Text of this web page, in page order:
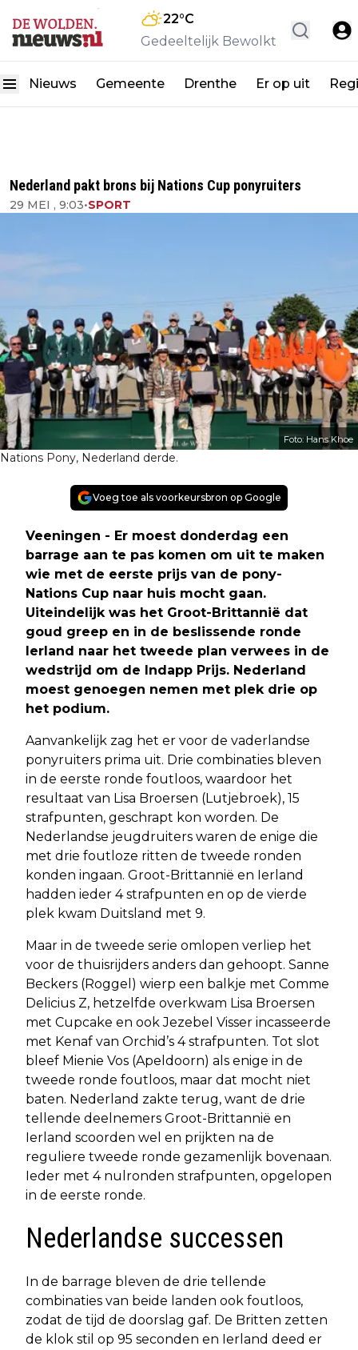
22°C
Gedeeltelijk Bewolkt
Nieuws Gemeente Drenthe Er op uit
Nederland pakt brons bij Nations Cup ponyruiters
29 MEI , 9:03•SPORT
Foto: Hans Khoe
Nations Pony, Nederland derde.
Voeg toe als voorkeursbron op Google
Veeningen - Er moest donderdag een
barrage aan te pas komen om uit te maken
wie met de eerste prijs van de pony-
Nations Cup naar huis mocht gaan.
Uiteindelijk was het Groot-Brittannië dat
goud greep en in de beslissende ronde
Ierland naar het tweede plan verwees in de
wedstrijd om de Indapp Prijs. Nederland
moest genoegen nemen met plek drie op
het podium.
Aanvankelijk zag het er voor de vaderlandse
ponyruiters prima uit. Drie combinaties bleven
in de eerste ronde foutloos, waardoor het
resultaat van Lisa Broersen (Lutjebroek), 15
strafpunten, geschrapt kon worden. De
Nederlandse jeugdruiters waren de enige die
met drie foutloze ritten de tweede ronden
konden ingaan. Groot-Brittannië en Ierland
hadden ieder 4 strafpunten en op de vierde
plek kwam Duitsland met 9.
Maar in de tweede serie omlopen verliep het
voor de thuisrijders anders dan gehoopt. Sanne
Beckers (Roggel) wierp een balkje met Comme
Delicius Z, hetzelfde overkwam Lisa Broersen
met Cupcake en ook Jezebel Visser incasseerde
met Kenaf van Orchid’s 4 strafpunten. Tot slot
bleef Mienie Vos (Apeldoorn) als enige in de
tweede ronde foutloos, maar dat mocht niet
baten. Nederland zakte terug, want de drie
tellende deelnemers Groot-Brittannië en
Ierland scoorden wel en prijkten na de
reguliere tweede ronde gezamenlijk bovenaan.
Ieder met 4 nulronden strafpunten, opgelopen
in de eerste ronde.
Nederlandse successen
In de barrage bleven de drie tellende
combinaties van beide landen ook foutloos,
zodat de tijd de doorslag gaf. De Britten zetten
de klok stil op 95 seconden en Ierland deed er